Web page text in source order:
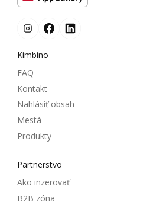
Kimbino
FAQ
Kontakt
Nahlásiť obsah
Mestá
Produkty
Partnerstvo
Ako inzerovať
B2B zóna